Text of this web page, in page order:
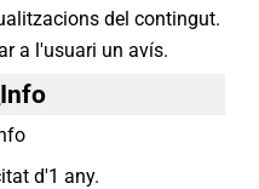
del contingut.
a l'usuari un avís.
d'1 any.